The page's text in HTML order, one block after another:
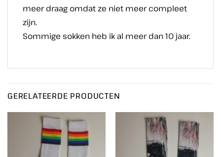
meer draag omdat ze niet meer compleet
zijn.
Sommige sokken heb ik al meer dan 10 jaar.
GERELATEERDE PRODUCTEN